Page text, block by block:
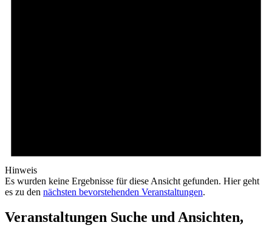
Hinweis
Es wurden keine Ergebnisse für diese Ansicht gefunden. Hier geht
es zu den nächsten bevorstehenden Veranstaltungen.
Veranstaltungen Suche und Ansichten,